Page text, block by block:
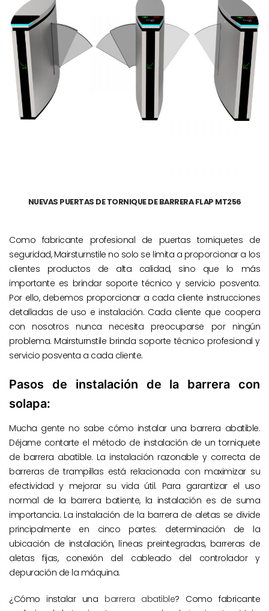
NUEVAS PUERTAS DE TORNIQUE DE BARRERA FLAP MT256
Como fabricante profesional de puertas torniquetes de
seguridad, Mairsturnstile no solo se limita a proporcionar a los
clientes productos de alta calidad, sino que lo más
importante es brindar soporte técnico y servicio posventa.
Por ello, debemos proporcionar a cada cliente instrucciones
detalladas de uso e instalación. Cada cliente que coopera
con nosotros nunca necesita preocuparse por ningún
problema. Mairsturnstile brinda soporte técnico profesional y
servicio posventa a cada cliente.
Pasos de instalación de la barrera con
solapa:
Mucha gente no sabe cómo instalar una barrera abatible.
Déjame contarte el método de instalación de un torniquete
de barrera abatible. La instalación razonable y correcta de
barreras de trampillas está relacionada con maximizar su
efectividad y mejorar su vida útil. Para garantizar el uso
normal de la barrera batiente, la instalación es de suma
importancia. La instalación de la barrera de aletas se divide
principalmente en cinco partes: determinación de la
ubicación de instalación, líneas preintegradas, barreras de
aletas fijas, conexión del cableado del controlador y
depuración de la máquina.
¿Cómo instalar una barrera abatible? Como fabricante